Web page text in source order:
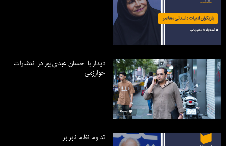
دیدار با احسان عبدی‌پور در انتشارات
خوارزمی
تداوم نظام نابرابر